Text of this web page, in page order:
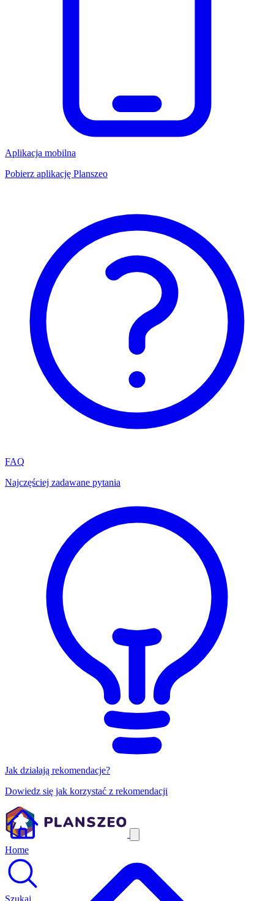
Aplikacja mobilna
Pobierz aplikację Planszeo
FAQ
Najczęściej zadawane pytania
Jak działają rekomendacje?
Dowiedz się jak korzystać z rekomendacji
Home
Szukaj